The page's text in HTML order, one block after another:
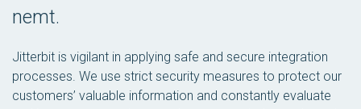
nemt.
Jitterbit is vigilant in applying safe and secure integration
processes. We use strict security measures to protect our
customers’ valuable information and constantly evaluate